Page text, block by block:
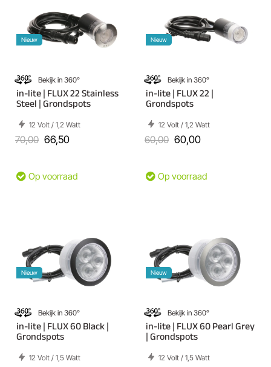
Bekijk in 360°
Nieuw
in-lite | FLUX 22 Stainless
Steel | Grondspots
12 Volt / 1,2 Watt
70,00 66,50
Op voorraad
Bekijk in 360°
Nieuw
in-lite | FLUX 22 |
Grondspots
12 Volt / 1,2 Watt
60,00 60,00
Op voorraad
Bekijk in 360°
Nieuw
in-lite | FLUX 60 Black |
Grondspots
12 Volt / 1,5 Watt
Bekijk in 360°
Nieuw
in-lite | FLUX 60 Pearl Grey
| Grondspots
12 Volt / 1,5 Watt